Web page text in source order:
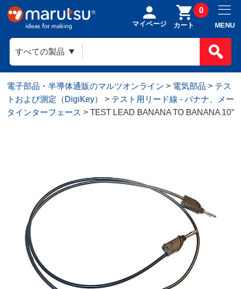
マイページ カート
0
MENU
電子部品・半導体通販のマルツオンライン > 電気部品 > テス
トおよび測定（DigiKey）
> テスト用リード線 - バナナ、メー
タインターフェース > TEST LEAD BANANA TO BANANA 10"